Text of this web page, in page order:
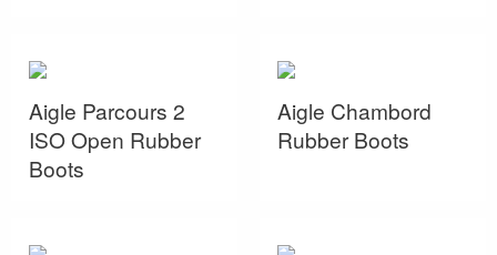
Aigle Parcours 2
ISO Open Rubber
Boots
Aigle Chambord
Rubber Boots